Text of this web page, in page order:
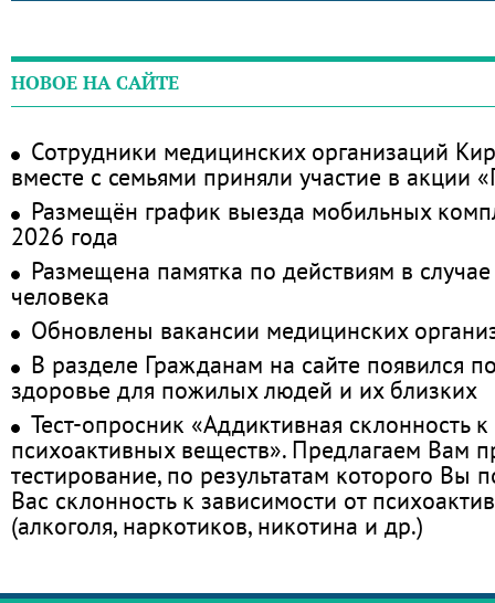
НОВОЕ НА САЙТЕ
Сотрудники медицинских организаций
вместе с семьями приняли участие в акции
Размещён график выезда мобильных
2026 года
Размещена памятка по действиям в
человека
Обновлены вакансии медицинских
В разделе Гражданам на сайте появился
здоровье для пожилых людей и их близких
Тест-опросник «Аддиктивная склонность
психоактивных веществ». Предлагаем Вам
тестирование, по результатам которого Вы
Вас склонность к зависимости от
(алкоголя, наркотиков, никотина и др.)